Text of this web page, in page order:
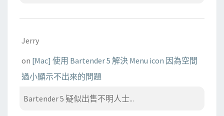
Jerry
on [Mac] 使用 Bartender 5 解決 Menu icon 因為空間
過小顯示不出來的問題
Bartender 5 疑似出售不明人士...